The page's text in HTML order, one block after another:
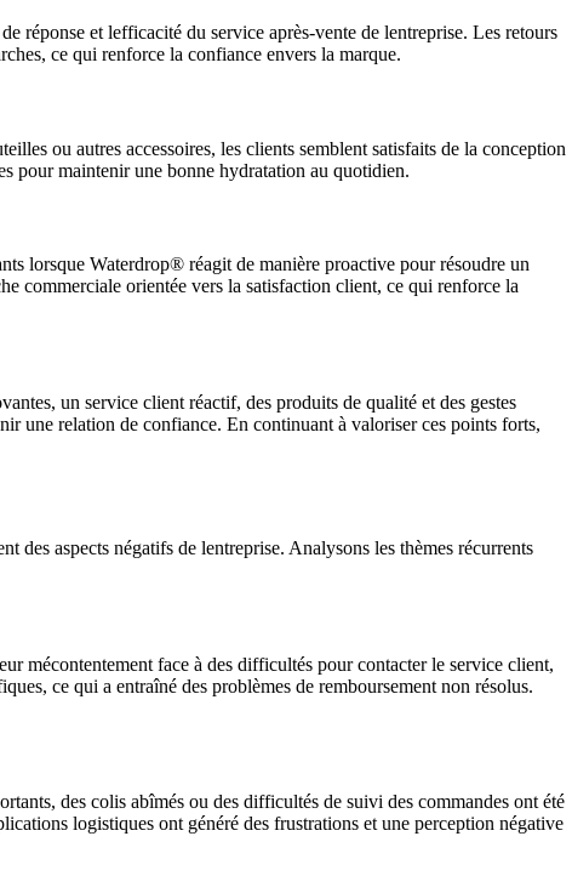
réponse et lefficacité du service après-vente de lentreprise. Les retours
ce qui renforce la confiance envers la marque.
ou autres accessoires, les clients semblent satisfaits de la conception
pour maintenir une bonne hydratation au quotidien.
lorsque Waterdrop® réagit de manière proactive pour résoudre un
commerciale orientée vers la satisfaction client, ce qui renforce la
un service client réactif, des produits de qualité et des gestes
une relation de confiance. En continuant à valoriser ces points forts,
des aspects négatifs de lentreprise. Analysons les thèmes récurrents
mécontentement face à des difficultés pour contacter le service client,
ce qui a entraîné des problèmes de remboursement non résolus.
des colis abîmés ou des difficultés de suivi des commandes ont été
logistiques ont généré des frustrations et une perception négative